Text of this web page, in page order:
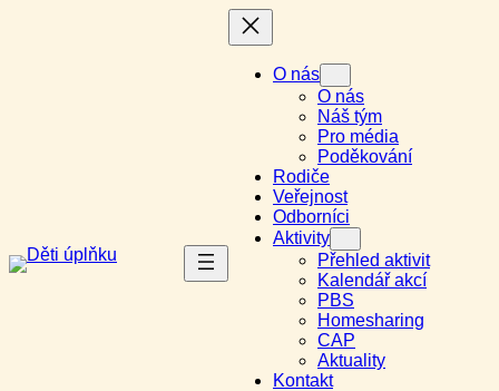
O nás
O nás
Náš tým
Pro média
Poděkování
Rodiče
Veřejnost
Odborníci
Aktivity
Přehled aktivit
Kalendář akcí
PBS
Homesharing
CAP
Aktuality
Kontakt